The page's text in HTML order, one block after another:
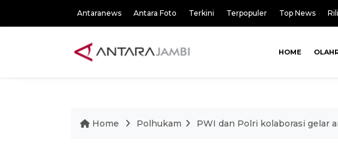
Antaranews Antara Foto Terkini Terpopuler Top News
HOME
Home Polhukam PWI dan Polri kolaborasi gelar